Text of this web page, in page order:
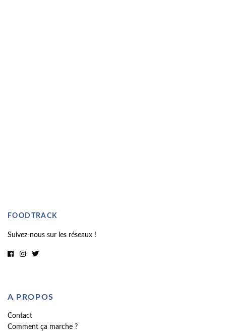
FOODTRACK
Suivez-nous sur les réseaux !
A PROPOS
Contact
Comment ça marche ?